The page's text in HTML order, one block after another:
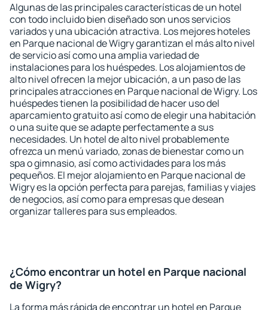
Algunas de las principales características de un hotel
con todo incluido bien diseñado son unos servicios
variados y una ubicación atractiva. Los mejores hoteles
en Parque nacional de Wigry garantizan el más alto nivel
de servicio así como una amplia variedad de
instalaciones para los huéspedes. Los alojamientos de
alto nivel ofrecen la mejor ubicación, a un paso de las
principales atracciones en Parque nacional de Wigry. Los
huéspedes tienen la posibilidad de hacer uso del
aparcamiento gratuito así como de elegir una habitación
o una suite que se adapte perfectamente a sus
necesidades. Un hotel de alto nivel probablemente
ofrezca un menú variado, zonas de bienestar como un
spa o gimnasio, así como actividades para los más
pequeños. El mejor alojamiento en Parque nacional de
Wigry es la opción perfecta para parejas, familias y viajes
de negocios, así como para empresas que desean
organizar talleres para sus empleados.
¿Cómo encontrar un hotel en Parque nacional
de Wigry?
La forma más rápida de encontrar un hotel en Parque